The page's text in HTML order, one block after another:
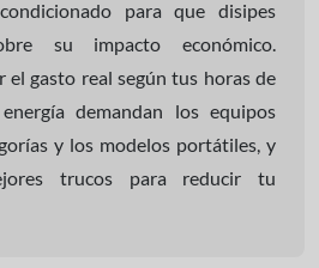
para que disipes
su impacto económico.
el gasto real según tus horas de
demandan los equipos
y los modelos portátiles, y
trucos para reducir tu